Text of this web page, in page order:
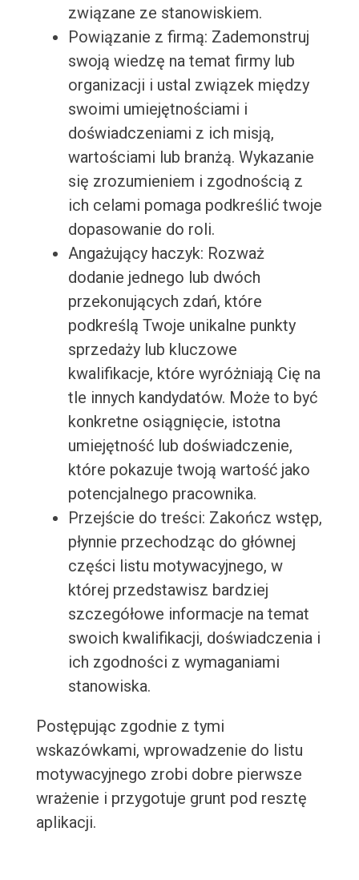
związane ze stanowiskiem.
Powiązanie z firmą: Zademonstruj
swoją wiedzę na temat firmy lub
organizacji i ustal związek między
swoimi umiejętnościami i
doświadczeniami z ich misją,
wartościami lub branżą. Wykazanie
się zrozumieniem i zgodnością z
ich celami pomaga podkreślić twoje
dopasowanie do roli.
Angażujący haczyk: Rozważ
dodanie jednego lub dwóch
przekonujących zdań, które
podkreślą Twoje unikalne punkty
sprzedaży lub kluczowe
kwalifikacje, które wyróżniają Cię na
tle innych kandydatów. Może to być
konkretne osiągnięcie, istotna
umiejętność lub doświadczenie,
które pokazuje twoją wartość jako
potencjalnego pracownika.
Przejście do treści: Zakończ wstęp,
płynnie przechodząc do głównej
części listu motywacyjnego, w
której przedstawisz bardziej
szczegółowe informacje na temat
swoich kwalifikacji, doświadczenia i
ich zgodności z wymaganiami
stanowiska.
Postępując zgodnie z tymi
wskazówkami, wprowadzenie do listu
motywacyjnego zrobi dobre pierwsze
wrażenie i przygotuje grunt pod resztę
aplikacji.